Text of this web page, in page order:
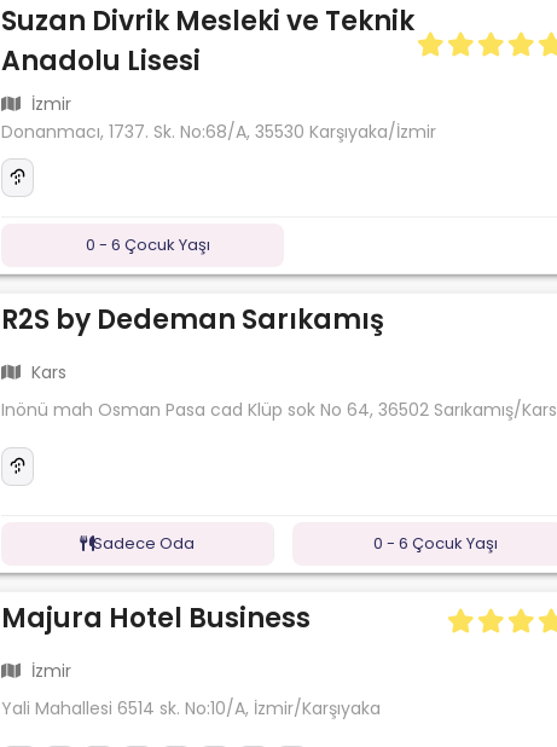
Suzan Divrik Mesleki ve Teknik
Anadolu Lisesi
İzmir
Donanmacı, 1737. Sk. No:68/A, 35530 Karşıyaka/İzmir
0 - 6 Çocuk Yaşı
R2S by Dedeman Sarıkamış
Kars
Inönü mah Osman Pasa cad Klüp sok No 64, 36502 Sarıkamış/Kars
Sadece Oda 0 - 6 Çocuk Yaşı
Majura Hotel Business
İzmir
Yali Mahallesi 6514 sk. No:10/A, İzmir/Karşıyaka